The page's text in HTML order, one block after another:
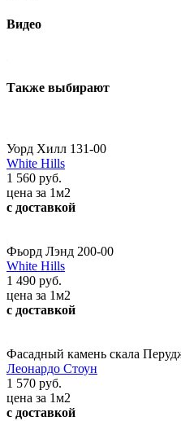
Видео
Также выбирают
Уорд Хилл 131-00
White Hills
1 560 руб.
цена за 1м2
с доставкой
Фьорд Лэнд 200-00
White Hills
1 490 руб.
цена за 1м2
с доставкой
Фасадный камень скала
Леонардо Стоун
1 570 руб.
цена за 1м2
с доставкой